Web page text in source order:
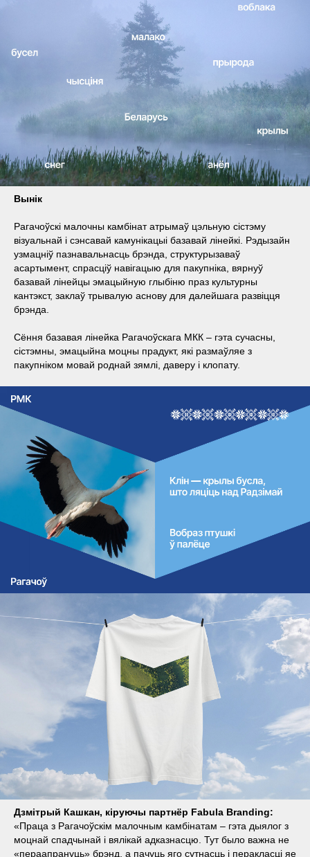
Вынік
Рагачоўскі малочны камбінат атрымаў цэльную сістэму
візуальнай і сэнсавай камунікацыі базавай лінейкі. Рэдызайн
узмацніў пазнавальнасць брэнда, структурызаваў
асартымент, спрасціў навігацыю для пакупніка, вярнуў
базавай лінейцы эмацыйную глыбіню праз культурны
кантэкст, заклаў трывалую аснову для далейшага развіцця
брэнда.
Сёння базавая лінейка Рагачоўскага МКК – гэта сучасны,
сістэмны, эмацыйна моцны прадукт, які размаўляе з
пакупніком мовай роднай зямлі, даверу і клопату.
Дзмітрый Кашкан, кіруючы партнёр Fabula Branding:
«Праца з Рагачоўскім малочным камбінатам – гэта дыялог з
моцнай спадчынай і вялікай адказнасцю. Тут было важна не
«пераапрануць» брэнд, а пачуць яго сутнасць і перакласці яе